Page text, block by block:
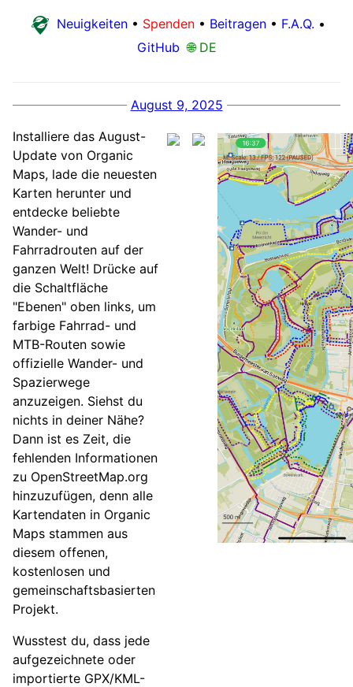
Neuigkeiten • Spenden • Beitragen • F.A.Q. •
GitHub 🌐 DE
August 9, 2025
Installiere das August-
Update von Organic
Maps, lade die neuesten
Karten herunter und
entdecke beliebte
Wander- und
Fahrradrouten auf der
ganzen Welt! Drücke auf
die Schaltfläche
"Ebenen" oben links, um
farbige Fahrrad- und
MTB-Routen sowie
offizielle Wander- und
Spazierwege
anzuzeigen. Siehst du
nichts in deiner Nähe?
Dann ist es Zeit, die
fehlenden Informationen
zu OpenStreetMap.org
hinzuzufügen, denn alle
Kartendaten in Organic
Maps stammen aus
diesem offenen,
kostenlosen und
gemeinschaftsbasierten
Projekt.
Wusstest du, dass jede
aufgezeichnete oder
importierte GPX/KML-